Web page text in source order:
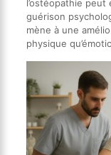
l’ostéopathie
guérison
mène à une
physique